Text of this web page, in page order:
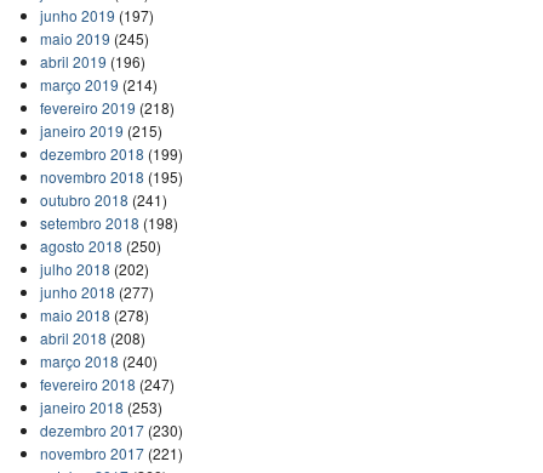
junho 2019 (197)
maio 2019 (245)
abril 2019 (196)
março 2019 (214)
fevereiro 2019 (218)
janeiro 2019 (215)
dezembro 2018 (199)
novembro 2018 (195)
outubro 2018 (241)
setembro 2018 (198)
agosto 2018 (250)
julho 2018 (202)
junho 2018 (277)
maio 2018 (278)
abril 2018 (208)
março 2018 (240)
fevereiro 2018 (247)
janeiro 2018 (253)
dezembro 2017(230)
novembro 2017(221)